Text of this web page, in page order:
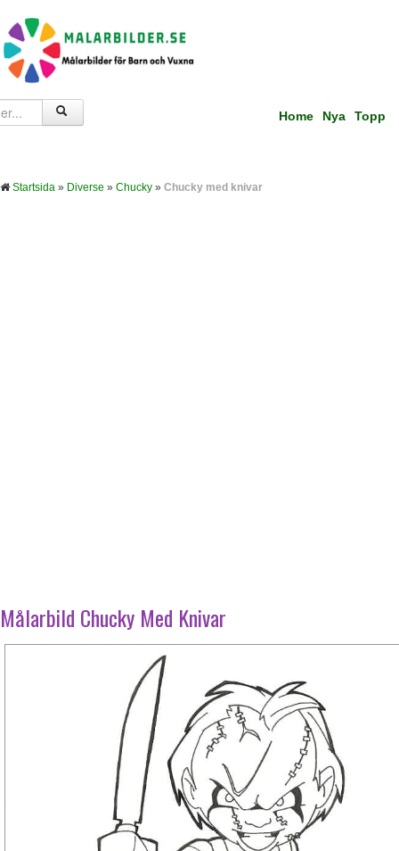
Home Nya Topp
Startsida » Diverse » Chucky » Chucky med knivar
Målarbild Chucky Med Knivar